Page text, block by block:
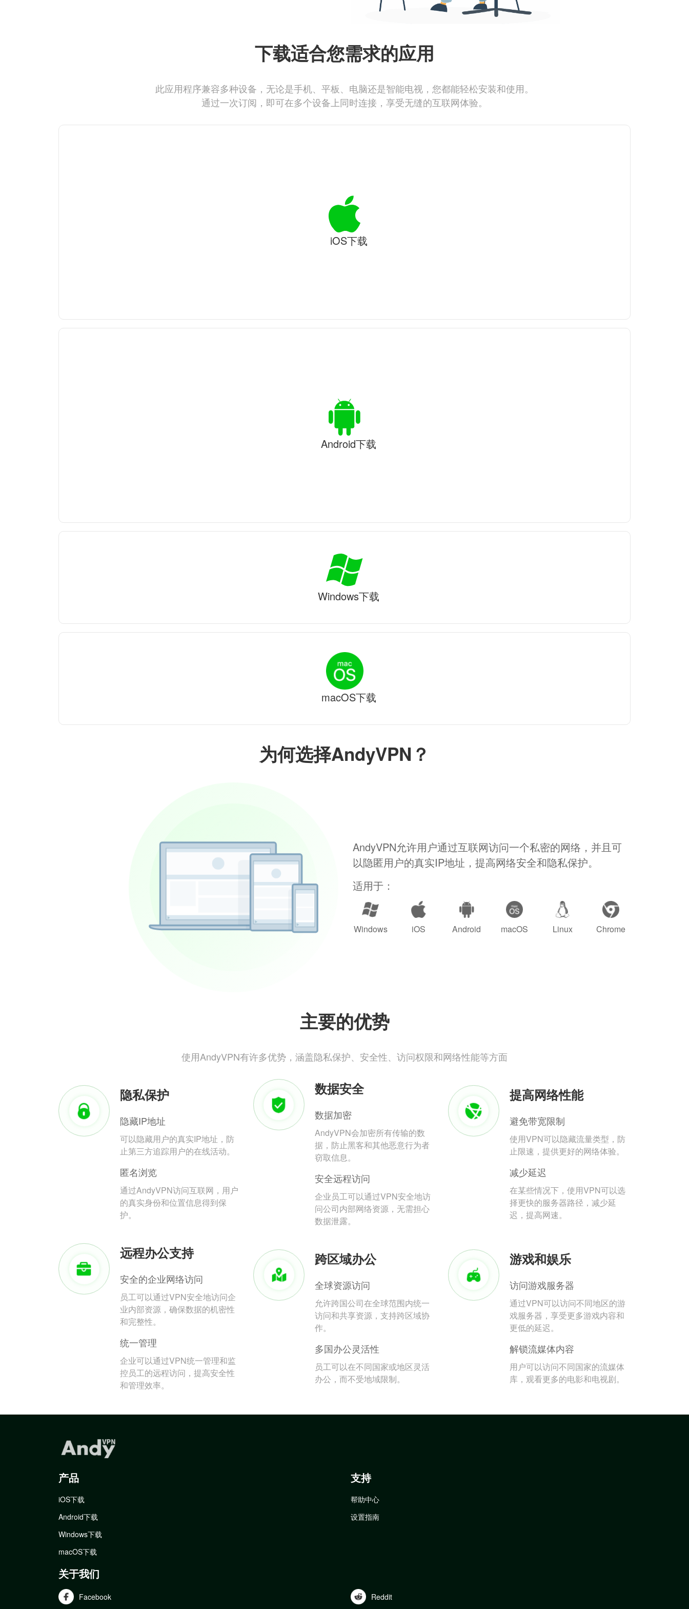
为何选择AndyVPN？
AndyVPN允许用户通过互联网访问一个私密的网络，并且可
以隐匿用户的真实IP地址，提高网络安全和隐私保护。
适用于：
Windows iOS Android macOS Linux Chrome
主要的优势
使用AndyVPN有许多优势，涵盖隐私保护、安全性、访问权限和网络性能等方面
隐私保护
隐藏IP地址
可以隐藏用户的真实IP地址，防
止第三方追踪用户的在线活动。
匿名浏览
通过AndyVPN访问互联网，用户
的真实身份和位置信息得到保
护。
数据安全
数据加密
AndyVPN会加密所有传输的数
据，防止黑客和其他恶意行为者
窃取信息。
安全远程访问
企业员工可以通过VPN安全地访
问公司内部网络资源，无需担心
数据泄露。
提高网络性能
避免带宽限制
使用VPN可以隐藏流量类型，防
止限速，提供更好的网络体验。
减少延迟
在某些情况下，使用VPN可以选
择更快的服务器路径，减少延
迟，提高网速。
远程办公支持
安全的企业网络访问
员工可以通过VPN安全地访问企
业内部资源，确保数据的机密性
和完整性。
统一管理
企业可以通过VPN统一管理和监
控员工的远程访问，提高安全性
和管理效率。
跨区域办公
全球资源访问
允许跨国公司在全球范围内统一
访问和共享资源，支持跨区域协
作。
多国办公灵活性
员工可以在不同国家或地区灵活
办公，而不受地域限制。
游戏和娱乐
访问游戏服务器
通过VPN可以访问不同地区的游
戏服务器，享受更多游戏内容和
更低的延迟。
解锁流媒体内容
用户可以访问不同国家的流媒体
库，观看更多的电影和电视剧。
下载适合您需求的应用
此应用程序兼容多种设备，无论是手机、平板、电脑还是智能电视，您都能轻松安装和使用。
通过一次订阅，即可在多个设备上同时连接，享受无缝的互联网体验。
iOS下载
Android下载
Windows下载
macOS下载
产品
iOS下载
Android下载
Windows下载
macOS下载
支持
帮助中心
设置指南
关于我们
Facebook Reddit